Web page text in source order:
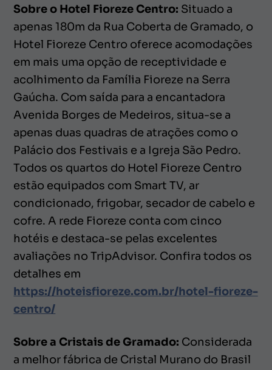
Sobre o Hotel Fioreze Centro: Situado a
apenas 180m da Rua Coberta de Gramado, o
Hotel Fioreze Centro oferece acomodações
em mais uma opção de receptividade e
acolhimento da Família Fioreze na Serra
Gaúcha. Com saída para a encantadora
Avenida Borges de Medeiros, situa-se a
apenas duas quadras de atrações como o
Palácio dos Festivais e a Igreja São Pedro.
Todos os quartos do Hotel Fioreze Centro
estão equipados com Smart TV, ar
condicionado, frigobar, secador de cabelo e
cofre. A rede Fioreze conta com cinco
hotéis e destaca-se pelas excelentes
avaliações no TripAdvisor. Confira todos os
detalhes em
https://hoteisfioreze.com.br/hotel-fioreze-
centro/
Sobre a Cristais de Gramado: Considerada
a melhor fábrica de Cristal Murano do Brasil